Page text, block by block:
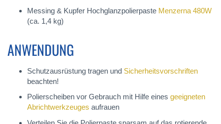
Messing & Kupfer Hochglanzpolierpaste Menzerna 480W
(ca. 1,4 kg)
ANWENDUNG
Schutzausrüstung tragen und Sicherheitsvorschriften
beachten!
Polierscheiben vor Gebrauch mit Hilfe eines geeigneten
Abrichtwerkzeuges aufrauen